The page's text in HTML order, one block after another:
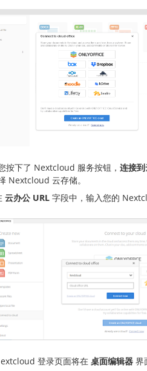
按下了 Nextcloud 服务按钮， 连接
Nextcloud 云存储。
云办公 URL 字段中，输入您的
登录页面将在 桌面编辑器 界